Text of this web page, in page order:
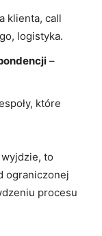
klienta, call
logistyka.
–
które
to
ograniczonej
procesu